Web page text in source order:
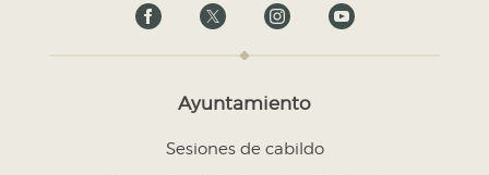
Ayuntamiento
Sesiones de cabildo